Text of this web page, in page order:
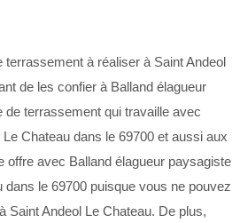
à réaliser à Saint Andeol
de les confier à Balland élagueur
de terrassement qui travaille avec
Chateau dans le 69700 et aussi aux
offre avec Balland élagueur paysagiste
dans le 69700 puisque vous ne pouvez
Saint Andeol Le Chateau. De plus,